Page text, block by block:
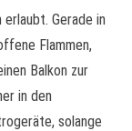
Gerade in
Flammen,
Balkon zur
in den
solange